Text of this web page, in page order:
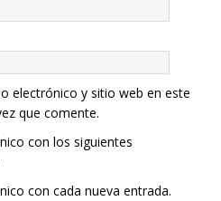
electrónico y sitio web en este
que comente.
con los siguientes
con cada nueva entrada.